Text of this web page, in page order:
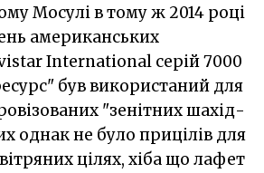
Мосулі в тому ж 2014 році
американських
International серій 7000
був використаний для
"зенітних шахід-
однак не було прицілів для
цілях, хіба що лафет